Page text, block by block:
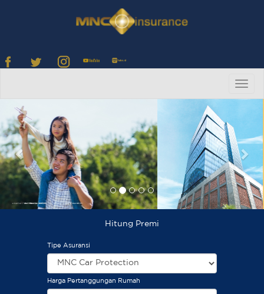
Previous
Hitung Premi
Tipe Asuransi
Harga Pertanggungan Rumah